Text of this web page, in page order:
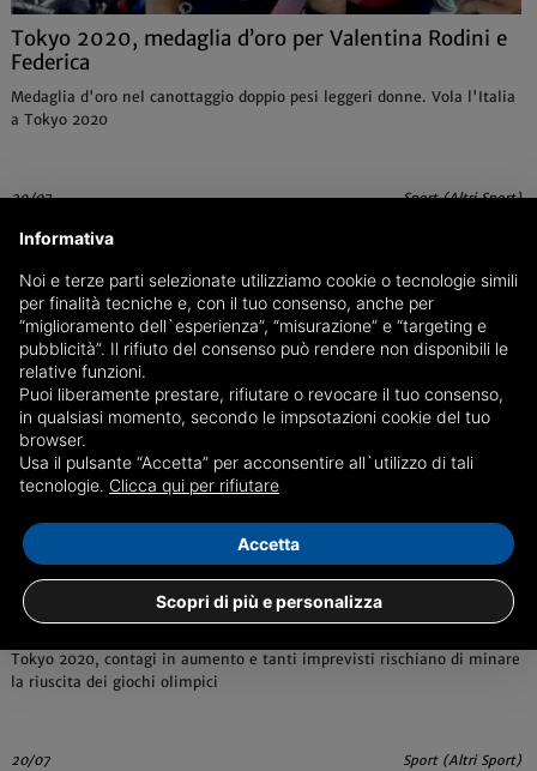
Tokyo 2020, medaglia d’oro per Valentina Rodini e
Federica
Medaglia d'oro nel canottaggio doppio pesi leggeri donne. Vola l'Italia
a Tokyo 2020
29/07 Sport (Altri Sport)
Olimpiadi di Tokyo, a quattro giorni dall'inizio dei
giochi torna l'incubo dei contagi
Tokyo 2020, contagi in aumento e tanti imprevisti rischiano di minare
la riuscita dei giochi olimpici
20/07 Sport (Altri Sport)
Informativa
Noi e terze parti selezionate utilizziamo cookie o tecnologie simili
per finalità tecniche e, con il tuo consenso, anche per
“miglioramento dell`esperienza”, “misurazione” e “targeting e
pubblicità”. Il rifiuto del consenso può rendere non disponibili le
relative funzioni.
Puoi liberamente prestare, rifiutare o revocare il tuo consenso,
in qualsiasi momento, secondo le impsotazioni cookie del tuo
browser.
Usa il pulsante “Accetta” per acconsentire all`utilizzo di tali
tecnologie. Clicca qui per rifiutare
Scopri di più e personalizza
Accetta